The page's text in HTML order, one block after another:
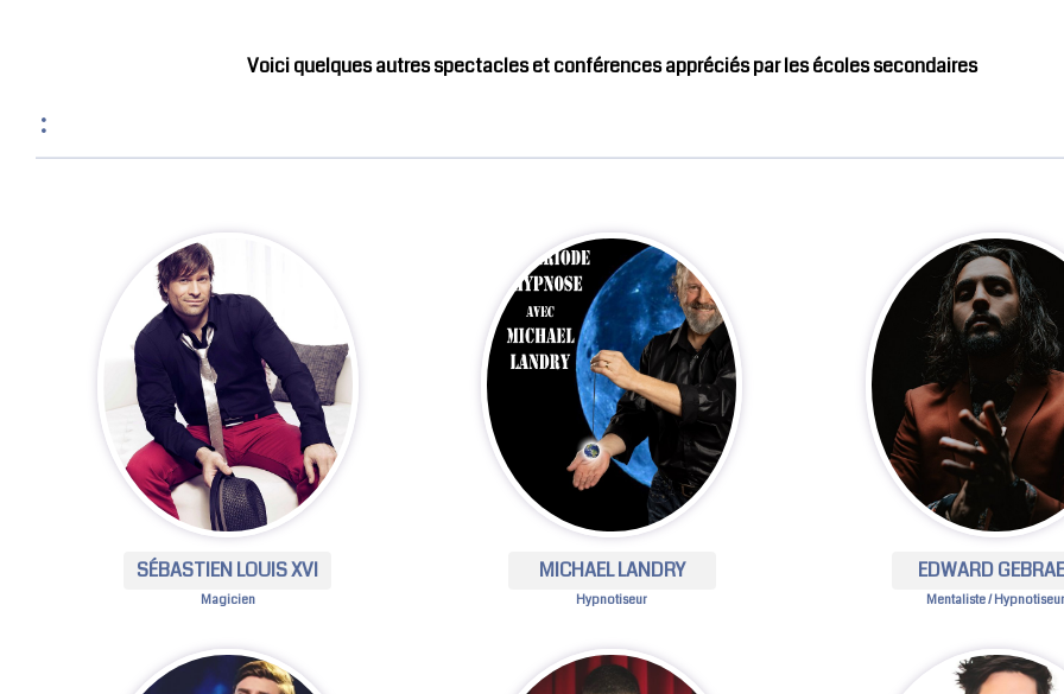
Voici quelques autres spectacles et conférences appréciés par les écoles secondaires
:
SÉBASTIEN LOUIS XVI
Magicien
MICHAEL LANDRY
Hypnotiseur
EDWARD
Mentaliste /